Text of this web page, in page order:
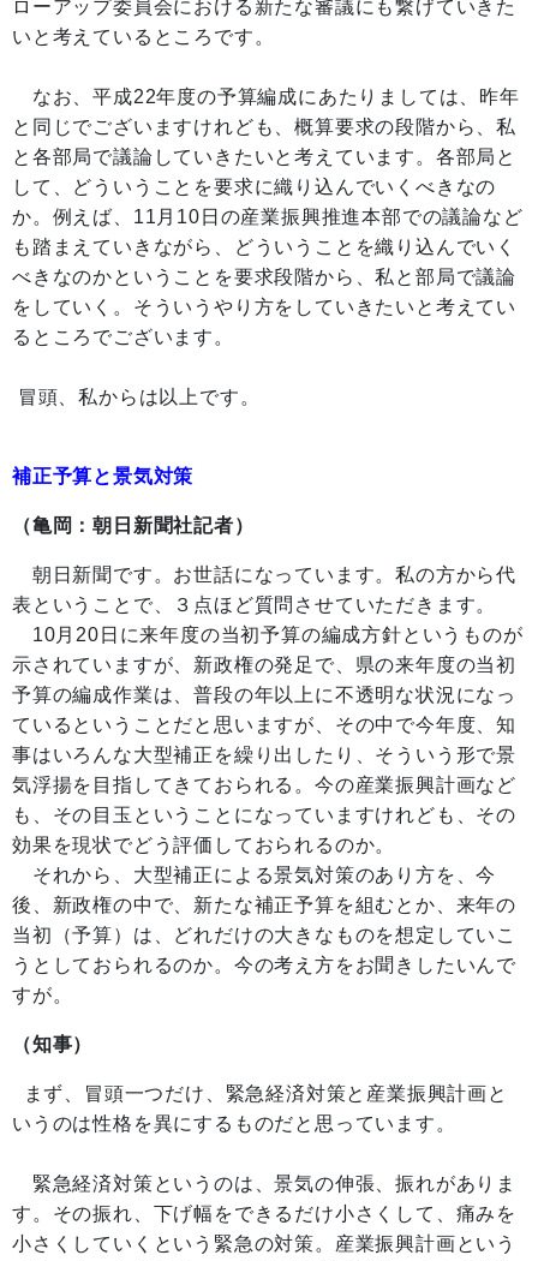
ローアップ委員会における新たな審議にも繋げていきた
いと考えているところです。
なお、平成22年度の予算編成にあたりましては、昨年
と同じでございますけれども、概算要求の段階から、私
と各部局で議論していきたいと考えています。各部局と
して、どういうことを要求に織り込んでいくべきなの
か。例えば、11月10日の産業振興推進本部での議論など
も踏まえていきながら、どういうことを織り込んでいく
べきなのかということを要求段階から、私と部局で議論
をしていく。そういうやり方をしていきたいと考えてい
るところでございます。
冒頭、私からは以上です。
補正予算と景気対策
（亀岡：朝日新聞社記者）
朝日新聞です。お世話になっています。私の方から代
表ということで、３点ほど質問させていただきます。
10月20日に来年度の当初予算の編成方針というものが
示されていますが、新政権の発足で、県の来年度の当初
予算の編成作業は、普段の年以上に不透明な状況になっ
ているということだと思いますが、その中で今年度、知
事はいろんな大型補正を繰り出したり、そういう形で景
気浮揚を目指してきておられる。今の産業振興計画など
も、その目玉ということになっていますけれども、その
効果を現状でどう評価しておられるのか。
それから、大型補正による景気対策のあり方を、今
後、新政権の中で、新たな補正予算を組むとか、来年の
当初（予算）は、どれだけの大きなものを想定していこ
うとしておられるのか。今の考え方をお聞きしたいんで
すが。
（知事）
まず、冒頭一つだけ、緊急経済対策と産業振興計画と
いうのは性格を異にするものだと思っています。
緊急経済対策というのは、景気の伸張、振れがありま
す。その振れ、下げ幅をできるだけ小さくして、痛みを
小さくしていくという緊急の対策。産業振興計画という